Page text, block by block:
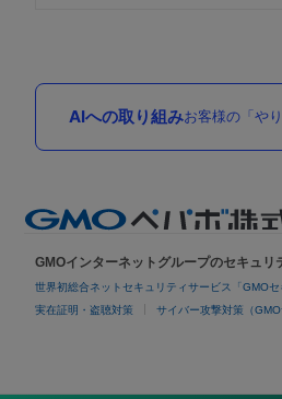
AIへの取り組みお客様の「や
GMOインターネットグループのセキュリ
世界初総合ネットセキュリティサービス「GMOセ
実在証明・盗聴対策 サイバー攻撃対策（